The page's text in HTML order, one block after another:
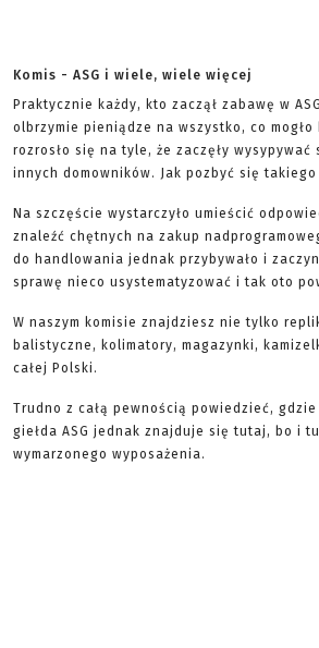
Komis - ASG i wiele, wiele więcej
Praktycznie każdy, kto zaczął zabawę w
olbrzymie pieniądze na wszystko, co
rozrosło się na tyle, że zaczęły
innych domowników. Jak pozbyć się
Na szczęście wystarczyło umieścić
znaleźć chętnych na zakup
do handlowania jednak przybywało i
sprawę nieco usystematyzować i tak oto
W naszym komisie znajdziesz nie tylko
balistyczne, kolimatory, magazynki,
całej Polski.
Trudno z całą pewnością powiedzieć,
giełda ASG jednak znajduje się tutaj, bo i
wymarzonego wyposażenia.